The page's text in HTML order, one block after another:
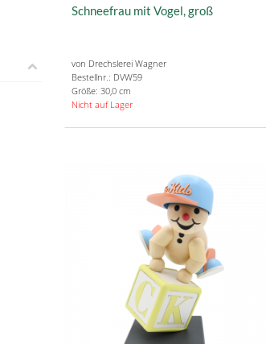
Schneefrau mit Vogel, groß
von Drechslerei Wagner
Bestellnr.: DVW59
Größe: 30,0 cm
Nicht auf Lager